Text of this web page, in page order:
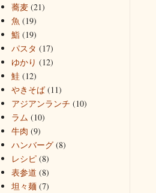
蕎麦 (21)
魚 (19)
鮨 (19)
パスタ (17)
ゆかり (12)
鮭 (12)
やきそば (11)
アジアンランチ (10)
ラム (10)
牛肉 (9)
ハンバーグ (8)
レシピ (8)
表参道 (8)
坦々麺 (7)